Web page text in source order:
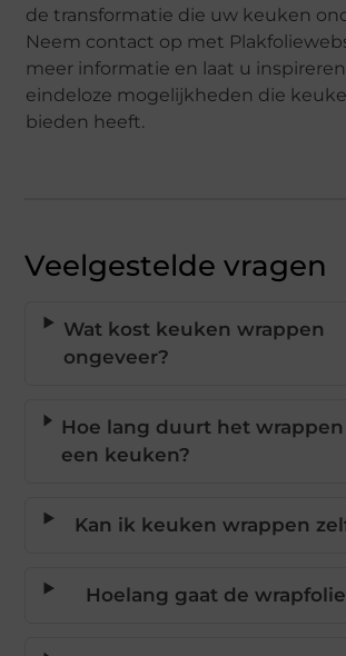
de transformatie die uw keuken
Neem contact op met
meer informatie en laat u
eindeloze mogelijkheden die
bieden heeft.
Veelgestelde vragen
Wat kost keuken wrappen
ongeveer?
Hoe lang duurt het wrappen
een keuken?
Kan ik keuken wrappen
Hoelang gaat de